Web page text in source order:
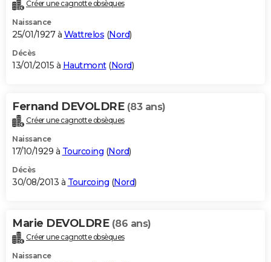
Créer une cagnotte obsèques
Naissance
25/01/1927 à Wattrelos (Nord)
Décès
13/01/2015 à Hautmont(Nord)
Fernand DEVOLDRE (83 ans)
Créer une cagnotte obsèques
Naissance
17/10/1929 à Tourcoing (Nord)
Décès
30/08/2013 à Tourcoing (Nord)
Marie DEVOLDRE (86 ans)
Créer une cagnotte obsèques
Naissance